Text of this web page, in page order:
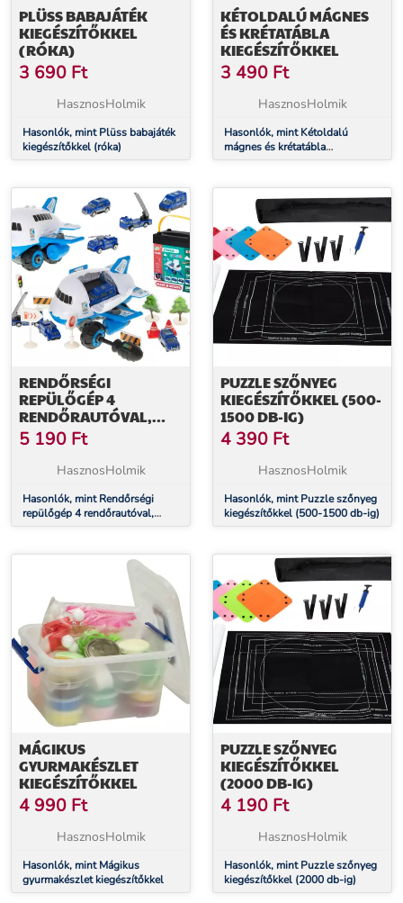
PLÜSS BABAJÁTÉK
KIEGÉSZÍTŐKKEL
(RÓKA)
3 690 Ft
HasznosHolmik
Hasonlók, mint Plüss babajáték
kiegészítőkkel (róka)
KÉTOLDALÚ MÁGNES
ÉS KRÉTATÁBLA
KIEGÉSZÍTŐKKEL
3 490 Ft
HasznosHolmik
Hasonlók, mint Kétoldalú
mágnes és krétatábla
kiegészítőkkel
RENDŐRSÉGI
REPÜLŐGÉP 4
RENDŐRAUTÓVAL,
KIEGÉSZÍTŐKKEL
5 190 Ft
HasznosHolmik
Hasonlók, mint Rendőrségi
repülőgép 4 rendőrautóval,
kiegészítőkkel
PUZZLE SZŐNYEG
KIEGÉSZÍTŐKKEL (500-
1500 DB-IG)
4 390 Ft
HasznosHolmik
Hasonlók, mint Puzzle szőnyeg
kiegészítőkkel (500-1500 db-ig)
MÁGIKUS
GYURMAKÉSZLET
KIEGÉSZÍTŐKKEL
4 990 Ft
HasznosHolmik
Hasonlók, mint Mágikus
gyurmakészlet kiegészítőkkel
PUZZLE SZŐNYEG
KIEGÉSZÍTŐKKEL
(2000 DB-IG)
4 190 Ft
HasznosHolmik
Hasonlók, mint Puzzle szőnyeg
kiegészítőkkel (2000 db-ig)